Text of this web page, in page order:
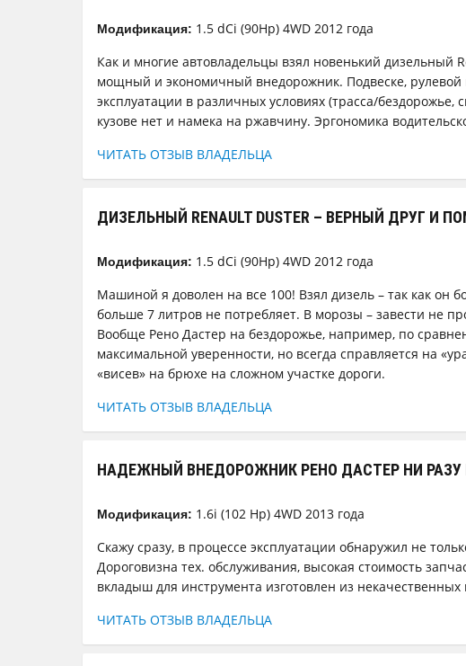
Модификация: 1.5 dCi (90Hp) 4WD 2012 года
Как и многие автовладельцы взял новенький дизельный
мощный и экономичный внедорожник. Подвеске, рулевой
эксплуатации в различных условиях (трасса/бездорожье,
кузове нет и намека на ржавчину. Эргономика
ЧИТАТЬ ОТЗЫВ ВЛАДЕЛЬЦА
ДИЗЕЛЬНЫЙ RENAULT DUSTER – ВЕРНЫЙ ДРУГ И
Модификация: 1.5 dCi (90Hp) 4WD 2012 года
Машиной я доволен на все 100! Взял дизель – так как он
больше 7 литров не потребляет. В морозы – завести не
Вообще Рено Дастер на бездорожье, например, по
максимальной уверенности, но всегда справляется на
«висев» на брюхе на сложном участке дороги.
ЧИТАТЬ ОТЗЫВ ВЛАДЕЛЬЦА
НАДЕЖНЫЙ ВНЕДОРОЖНИК РЕНО ДАСТЕР НИ РАЗУ
Модификация: 1.6i (102 Hp) 4WD 2013 года
Скажу сразу, в процессе эксплуатации обнаружил не
Дороговизна тех. обслуживания, высокая стоимость
вкладыш для инструмента изготовлен из
ЧИТАТЬ ОТЗЫВ ВЛАДЕЛЬЦА